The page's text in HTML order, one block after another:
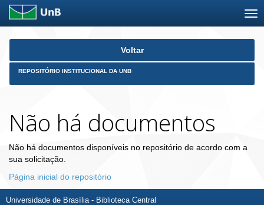
Skip
Voltar
REPOSITÓRIO INSTITUCIONAL DA UNB
Não há documentos
Não há documentos disponíveis no repositório de acordo com a
sua solicitação.
Página inicial do repositório
Universidade de Brasília - Biblioteca Central